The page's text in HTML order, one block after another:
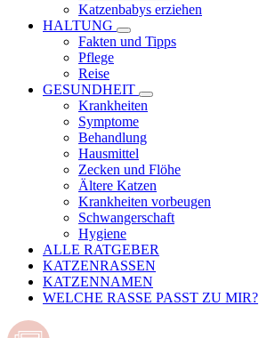
Katzenbabys erziehen
HALTUNG
Fakten und Tipps
Pflege
Reise
GESUNDHEIT
Krankheiten
Symptome
Behandlung
Hausmittel
Zecken und Flöhe
Ältere Katzen
Krankheiten vorbeugen
Schwangerschaft
Hygiene
ALLE RATGEBER
KATZENRASSEN
KATZENNAMEN
WELCHE RASSE PASST ZU MIR?